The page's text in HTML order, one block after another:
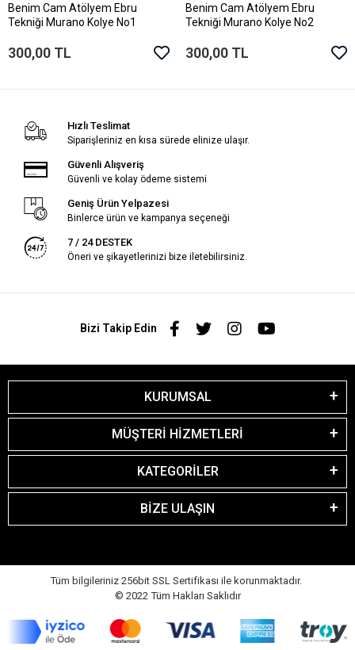
Sepete Ekle
Benim Cam Atölyem Ebru
Tekniği Murano Kolye No1
300,00 TL
Sepete Ekle
Benim Cam Atölyem Ebru
Tekniği Murano Kolye No2
300,00 TL
Hızlı Teslimat
Siparişleriniz en kısa sürede elinize ulaşır.
Güvenli Alışveriş
Güvenli ve kolay ödeme sistemi
Geniş Ürün Yelpazesi
Binlerce ürün ve kampanya seçeneği
7 / 24 DESTEK
Öneri ve şikayetlerinizi bize iletebilirsiniz.
Bizi Takip Edin
KURUMSAL
MÜŞTERİ HİZMETLERİ
KATEGORİLER
BİZE ULAŞIN
Tüm bilgileriniz 256bit SSL Sertifikası ile korunmaktadır.
© 2022 Tüm Hakları Saklıdır